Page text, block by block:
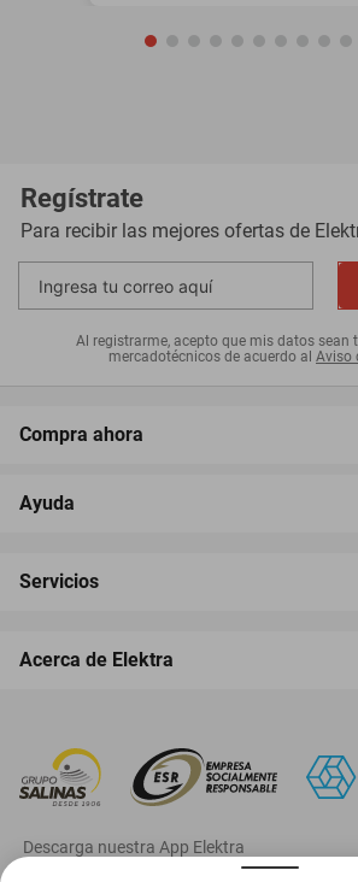
Regístrate
Para recibir las mejores ofertas de
Al registrarme, acepto que mis datos sean
mercadotécnicos de acuerdo al Aviso
Compra ahora
Ayuda
Servicios
Acerca de Elektra
‎ Descarga nuestra App Elektra